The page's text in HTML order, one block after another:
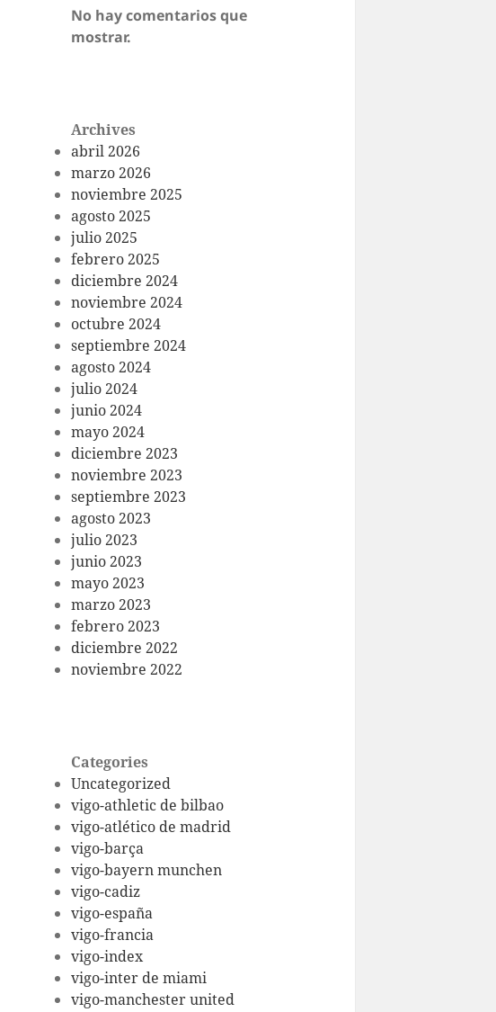
No hay comentarios que
mostrar.
Archives
abril 2026
marzo 2026
noviembre 2025
agosto 2025
julio 2025
febrero 2025
diciembre 2024
noviembre 2024
octubre 2024
septiembre 2024
agosto 2024
julio 2024
junio 2024
mayo 2024
diciembre 2023
noviembre 2023
septiembre 2023
agosto 2023
julio 2023
junio 2023
mayo 2023
marzo 2023
febrero 2023
diciembre 2022
noviembre 2022
Categories
Uncategorized
vigo-athletic de bilbao
vigo-atlético de madrid
vigo-barça
vigo-bayern munchen
vigo-cadiz
vigo-españa
vigo-francia
vigo-index
vigo-inter de miami
vigo-manchester united